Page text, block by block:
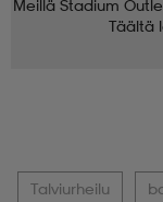
Meillä Stadium
Täältä
Talviurheilu